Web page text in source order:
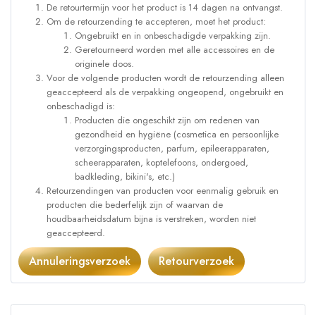
De retourtermijn voor het product is 14 dagen na ontvangst.
Om de retourzending te accepteren, moet het product:
Ongebruikt en in onbeschadigde verpakking zijn.
Geretourneerd worden met alle accessoires en de
originele doos.
Voor de volgende producten wordt de retourzending alleen
geaccepteerd als de verpakking ongeopend, ongebruikt en
onbeschadigd is:
Producten die ongeschikt zijn om redenen van
gezondheid en hygiëne (cosmetica en persoonlijke
verzorgingsproducten, parfum, epileerapparaten,
scheerapparaten, koptelefoons, ondergoed,
badkleding, bikini's, etc.)
Retourzendingen van producten voor eenmalig gebruik en
producten die bederfelijk zijn of waarvan de
houdbaarheidsdatum bijna is verstreken, worden niet
geaccepteerd.
Annuleringsverzoek Retourverzoek